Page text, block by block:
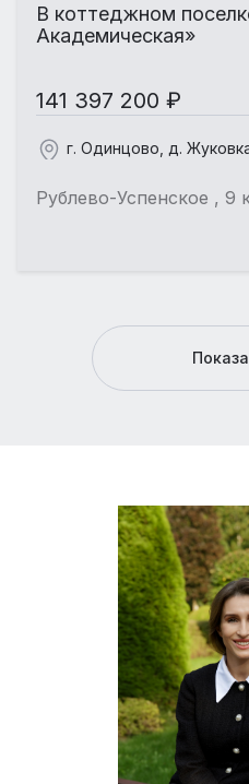
В коттеджном
Академическая»
141 397 200 ₽
г. Одинцово, д.
Рублево-Успенское ,